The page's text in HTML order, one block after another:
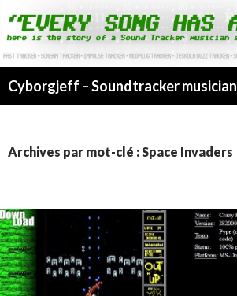
Cyborgjeff – Soundtracker musician
Archives par mot-clé : Space Invaders